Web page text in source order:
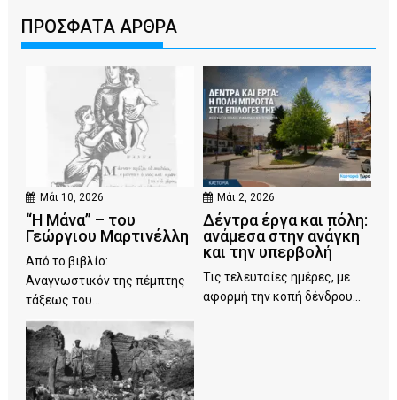
ΠΡΟΣΦΑΤΑ ΑΡΘΡΑ
Μάι 10, 2026
“Η Μάνα” – του
Γεώργιου Μαρτινέλλη
Από το βιβλίο:
Αναγνωστικόν της πέμπτης
τάξεως του...
Μάι 2, 2026
Δέντρα έργα και πόλη:
ανάμεσα στην ανάγκη
και την υπερβολή
Τις τελευταίες ημέρες, με
αφορμή την κοπή δένδρου...